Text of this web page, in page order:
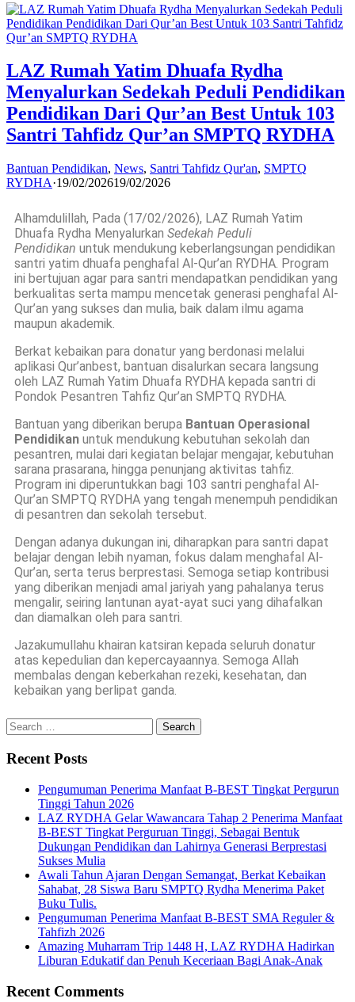
LAZ Rumah Yatim Dhuafa Rydha
Menyalurkan Sedekah Peduli Pendidikan
Pendidikan Dari Qur’an Best Untuk 103
Santri Tahfidz Qur’an SMPTQ RYDHA
Bantuan Pendidikan, News, Santri Tahfidz Qur'an, SMPTQ
RYDHA·19/02/202619/02/2026
Alhamdulillah, Pada (17/02/2026), LAZ Rumah Yatim
Dhuafa Rydha Menyalurkan Sedekah Peduli
Pendidikan untuk mendukung keberlangsungan pendidikan
santri yatim dhuafa penghafal Al-Qur’an RYDHA. Program
ini bertujuan agar para santri mendapatkan pendidikan yang
berkualitas serta mampu mencetak generasi penghafal Al-
Qur’an yang sukses dan mulia, baik dalam ilmu agama
maupun akademik.
Berkat kebaikan para donatur yang berdonasi melalui
aplikasi Qur’anbest, bantuan disalurkan secara langsung
oleh LAZ Rumah Yatim Dhuafa RYDHA kepada santri di
Pondok Pesantren Tahfiz Qur’an SMPTQ RYDHA.
Bantuan yang diberikan berupa Bantuan Operasional
Pendidikan untuk mendukung kebutuhan sekolah dan
pesantren, mulai dari kegiatan belajar mengajar, kebutuhan
sarana prasarana, hingga penunjang aktivitas tahfiz.
Program ini diperuntukkan bagi 103 santri penghafal Al-
Qur’an SMPTQ RYDHA yang tengah menempuh pendidikan
di pesantren dan sekolah tersebut.
Dengan adanya dukungan ini, diharapkan para santri dapat
belajar dengan lebih nyaman, fokus dalam menghafal Al-
Qur’an, serta terus berprestasi. Semoga setiap kontribusi
yang diberikan menjadi amal jariyah yang pahalanya terus
mengalir, seiring lantunan ayat-ayat suci yang dihafalkan
dan diamalkan oleh para santri.
Jazakumullahu khairan katsiran kepada seluruh donatur
atas kepedulian dan kepercayaannya. Semoga Allah
membalas dengan keberkahan rezeki, kesehatan, dan
kebaikan yang berlipat ganda.
Recent Posts
Pengumuman Penerima Manfaat B-BEST Tingkat Pergurun
Tinggi Tahun 2026
LAZ RYDHA Gelar Wawancara Tahap 2 Penerima Manfaat
B-BEST Tingkat Perguruan Tinggi, Sebagai Bentuk
Dukungan Pendidikan dan Lahirnya Generasi Berprestasi
Sukses Mulia
Awali Tahun Ajaran Dengan Semangat, Berkat Kebaikan
Sahabat, 28 Siswa Baru SMPTQ Rydha Menerima Paket
Buku Tulis.
Pengumuman Penerima Manfaat B-BEST SMA Reguler &
Tahfizh 2026
Amazing Muharram Trip 1448 H, LAZ RYDHA Hadirkan
Liburan Edukatif dan Penuh Keceriaan Bagi Anak-Anak
Recent Comments